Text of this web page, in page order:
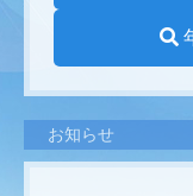
お知らせ